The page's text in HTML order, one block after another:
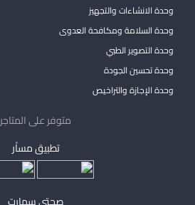
وحدة الانشاءات والتجهيز
وحدة السلامة ومكافحة العدوى
وحدة التصوير الطبي
وحدة تحسين الجودة
وحدة الإجازة والتراخيص
متوفر على المتاجر
تطبيق مساْر